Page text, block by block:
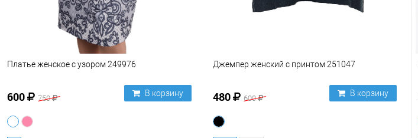
Платье женское с узором 249976
600 750
В корзину
Джемпер женский с принтом 251047
480 600
В корзину